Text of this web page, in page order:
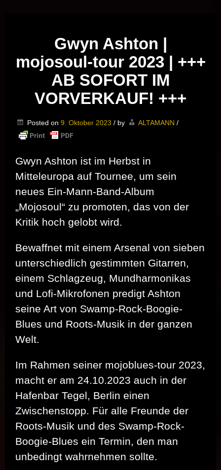
Gwyn Ashton |
mojosoul-tour 2023 | +++
AB SOFORT IM
VORVERKAUF! +++
Posted on 9. Oktober 2023 / by ALTAMANN /
Gwyn Ashton ist im Herbst in
Mitteleuropa auf Tournee, um sein
neues Ein-Mann-Band-Album
„Mojosoul“ zu promoten, das von der
Kritik hoch gelobt wird.
Bewaffnet mit einem Arsenal von sieben
unterschiedlich gestimmten Gitarren,
einem Schlagzeug, Mundharmonikas
und Lofi-Mikrofonen predigt Ashton
seine Art von Swamp-Rock-Boogie-
Blues und Roots-Musik in der ganzen
Welt.
Im Rahmen seiner mojoblues-tour 2023,
macht er am 24.10.2023 auch in der
Hafenbar Tegel, Berlin einen
Zwischenstopp. Für alle Freunde der
Roots-Musik und des Swamp-Rock-
Boogie-Blues ein Termin, den man
unbedingt wahrnehmen sollte.